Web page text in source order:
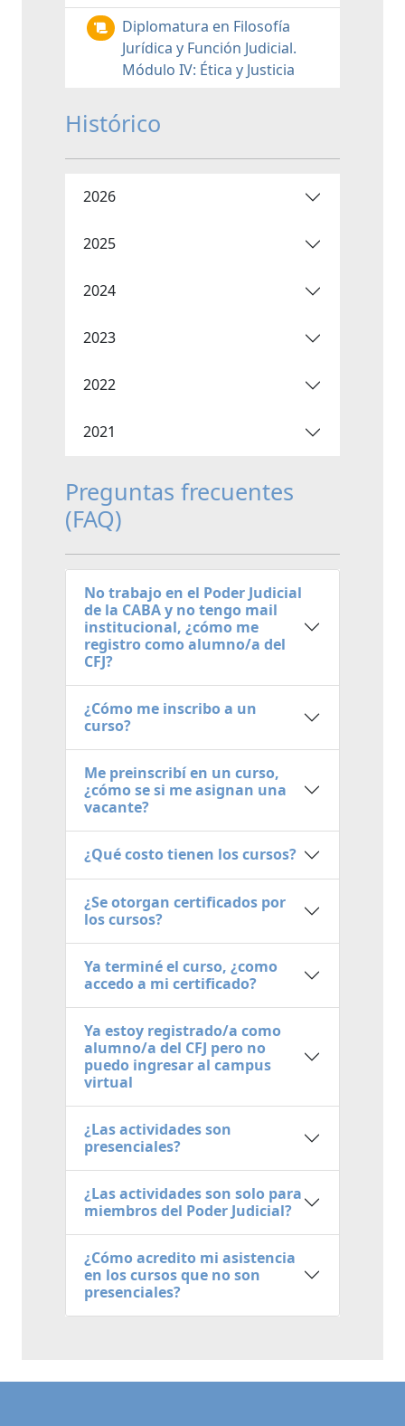
Diplomatura en Filosofía
Jurídica y Función Judicial.
Módulo IV: Ética y Justicia
Histórico
2026
2025
2024
2023
2022
2021
Preguntas frecuentes
(FAQ)
No trabajo en el Poder Judicial
de la CABA y no tengo mail
institucional, ¿cómo me
registro como alumno/a del
CFJ?
¿Cómo me inscribo a un
curso?
Me preinscribí en un curso,
¿cómo se si me asignan una
vacante?
¿Qué costo tienen los cursos?
¿Se otorgan certificados por
los cursos?
Ya terminé el curso, ¿como
accedo a mi certificado?
Ya estoy registrado/a como
alumno/a del CFJ pero no
puedo ingresar al campus
virtual
¿Las actividades son
presenciales?
¿Las actividades son solo para
miembros del Poder Judicial?
¿Cómo acredito mi asistencia
en los cursos que no son
presenciales?